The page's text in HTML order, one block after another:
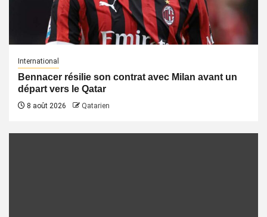
International
Bennacer résilie son contrat avec Milan avant un
départ vers le Qatar
8 août 2026 Qatarien